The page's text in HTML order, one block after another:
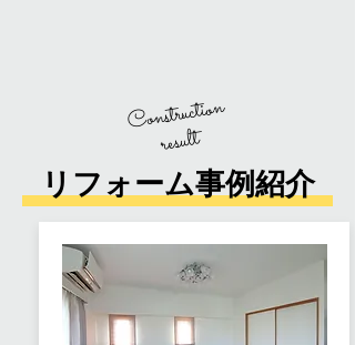
リフォーム事例紹介
Construction
result